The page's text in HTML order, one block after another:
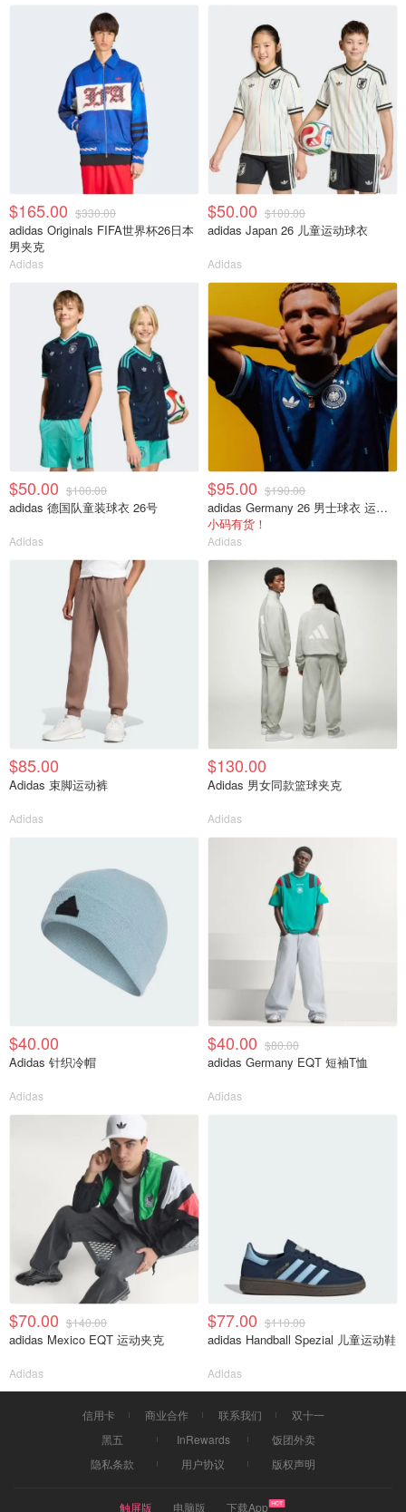
$165.00 $330.00
adidas Originals FIFA世界杯26日本
男夹克
Adidas
$50.00 $100.00
adidas Japan 26 儿童运动球衣
Adidas
$50.00 $100.00
adidas 德国队童装球衣 26号
Adidas
$95.00 $190.00
adidas Germany 26 男士球衣 运动款
小码有货！
Adidas
$85.00
Adidas 束脚运动裤
Adidas
$130.00
Adidas 男女同款篮球夹克
Adidas
$40.00
Adidas 针织冷帽
Adidas
$40.00 $80.00
adidas Germany EQT 短袖T恤
Adidas
$70.00 $140.00
adidas Mexico EQT 运动夹克
Adidas
$77.00 $110.00
adidas Handball Spezial 儿童运动鞋
Adidas
信用卡 商业合作 联系我们
双十一
黑五
InRewards
饭团外卖
隐私条款
用户协议 版权声明
触屏版 电脑版 下载App